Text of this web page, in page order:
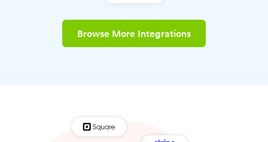
Browse More Integrations